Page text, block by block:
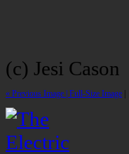
(c) Jesi Cason
« Previous Image | Full-Size Image